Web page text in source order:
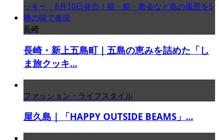
長崎
長崎・新上五島町｜五島の恵みを詰めた「し
ま旅クッキ...
ファッション・ライフスタイル
屋久島｜「HAPPY OUTSIDE BEAMS」...